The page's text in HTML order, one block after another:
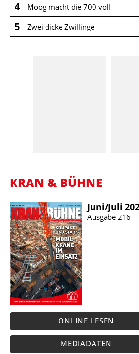
4 Moog macht die 700 voll
5 Zwei dicke Zwillinge
KRAN & BÜHNE
Juni/​Juli
Ausgabe 216
ONLINE LESEN
MEDIADATEN